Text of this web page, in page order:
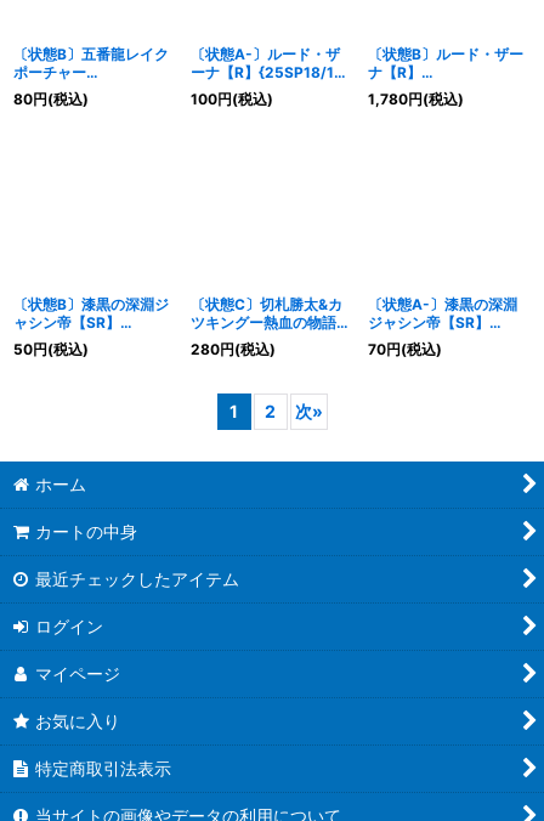
〔状態B〕五番龍レイク
ポーチャー
ParZero【SR】
{25SP12/16}《水》
80円(税込)
〔状態A-〕ルード・ザ
ーナ【R】{25SP18/16}
《水》
100円(税込)
〔状態B〕ルード・ザー
ナ【R】
{25SP1TD2/TD5}
《水》
1,780円(税込)
〔状態B〕漆黒の深淵ジ
ャシン帝【SR】
{25SD11/13}《闇》
50円(税込)
〔状態C〕切札勝太&カ
ツキングー熱血の物語ー
【DSR】{25SP11/16}
《多》
280円(税込)
〔状態A-〕漆黒の深淵
ジャシン帝【SR】
{25SD11/13}《闇》
70円(税込)
1 2 次»
ホーム
カートの中身
最近チェックしたアイテム
ログイン
マイページ
お気に入り
特定商取引法表示
当サイトの画像やデータの利用について